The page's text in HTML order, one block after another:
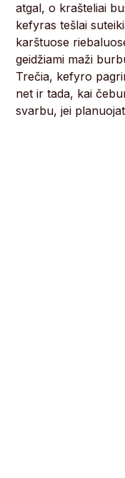
atgal, o krašteliai
kefyras tešlai
karštuose
geidžiami maži
Trečia, kefyro
net ir tada, kai
svarbu, jei